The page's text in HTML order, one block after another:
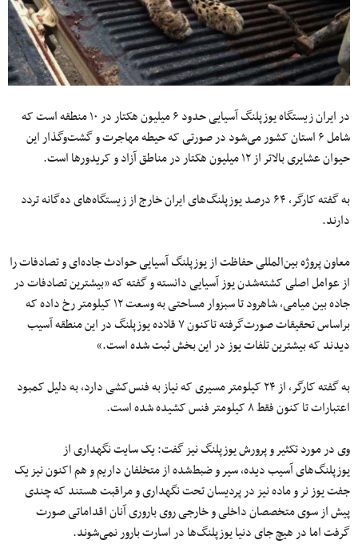
در ایران زیستگاه یوزپلنگ آسیایی حدود ۶ میلیون هکتار در ۱۰ منطقه است که
شامل ۶ استان کشور می‌شود در صورتی که حیطه مهاجرت و گشت‌وگذار این
حیوان عشایری بالاتر از ۱۲ میلیون هکتار در مناطق آزاد و کریدورها است.
به گفته کارگر، ۶۴ درصد یوزپلنگ‌های ایران خارج از زیستگاه‌های ده‌گانه تردد
دارند.
معاون پروژه بین‌المللی حفاظت از یوزپلنگ آسیایی حوادث جاده‌ای و تصادفات را
از عوامل اصلی کشته‌شدن یوز آسیایی دانسته و گفته که «بیشترین تصادفات در
جاده بین میامی، شاهرود تا سبزوار مساحتی به وسعت ۱۲ کیلومتر رخ داده که
براساس تحقیقات صورت‌گرفته تاکنون ۷ قلاده یوزپلنگ در این منطقه آسیب
دیدند که بیشترین تلفات یوز در این بخش ثبت شده است.»
به گفته کارگر، از ۲۴ کیلومتر مسیری که نیاز به فنس‌کشی دارد، به دلیل کمبود
اعتبارات تا کنون فقط ۸ کیلومتر فنس کشیده شده است.
وی در مورد تکثیر و پرورش یوزپلنگ نیز گفت: یک سایت نگهداری از
یوزپلنگ‌های آسیب دیده، سیر و ضبط‌شده از متخلفان داریم و هم اکنون نیز یک
جفت یوز نر و ماده نیز در پردیسان تحت نگهداری و مراقبت هستند که چندی
پیش از سوی متخصصان داخلی و خارجی روی باروری آنان اقداماتی صورت
گرفت اما در هیچ جای دنیا یوزپلنگ‌ها در اسارت بارور نمی‌شوند.